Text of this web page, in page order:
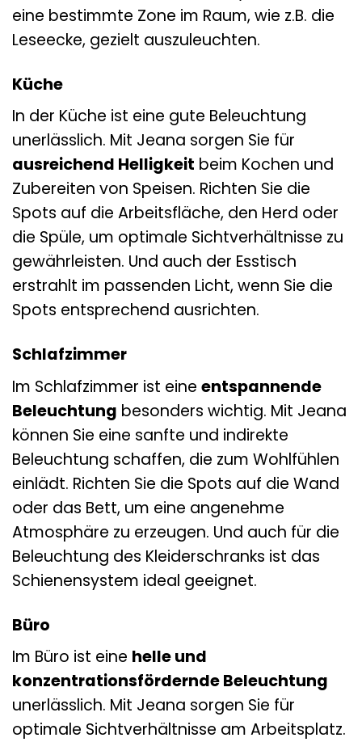
eine bestimmte Zone im Raum, wie z.B. die
Leseecke, gezielt auszuleuchten.
Küche
In der Küche ist eine gute Beleuchtung
unerlässlich. Mit Jeana sorgen Sie für
ausreichend Helligkeit beim Kochen und
Zubereiten von Speisen. Richten Sie die
Spots auf die Arbeitsfläche, den Herd oder
die Spüle, um optimale Sichtverhältnisse zu
gewährleisten. Und auch der Esstisch
erstrahlt im passenden Licht, wenn Sie die
Spots entsprechend ausrichten.
Schlafzimmer
Im Schlafzimmer ist eine entspannende
Beleuchtung besonders wichtig. Mit Jeana
können Sie eine sanfte und indirekte
Beleuchtung schaffen, die zum Wohlfühlen
einlädt. Richten Sie die Spots auf die Wand
oder das Bett, um eine angenehme
Atmosphäre zu erzeugen. Und auch für die
Beleuchtung des Kleiderschranks ist das
Schienensystem ideal geeignet.
Büro
Im Büro ist eine helle und
konzentrationsfördernde Beleuchtung
unerlässlich. Mit Jeana sorgen Sie für
optimale Sichtverhältnisse am Arbeitsplatz.